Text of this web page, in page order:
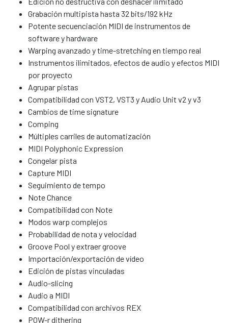
Grabación multipista hasta 32 bits/192 kHz
Potente secuenciación MIDI de instrumentos de
software y hardware
Warping avanzado y time-stretching en tiempo real
Instrumentos ilimitados, efectos de audio y efectos MIDI
por proyecto
Agrupar pistas
Compatibilidad con VST2, VST3 y Audio Unit v2 y v3
Cambios de time signature
Comping
Múltiples carriles de automatización
MIDI Polyphonic Expression
Congelar pista
Capture MIDI
Seguimiento de tempo
Note Chance
Compatibilidad con Note
Modos warp complejos
Probabilidad de nota y velocidad
Groove Pool y extraer groove
Importación/exportación de vídeo
Edición de pistas vinculadas
Audio-slicing
Audio a MIDI
Compatibilidad con archivos REX
POW-r dithering